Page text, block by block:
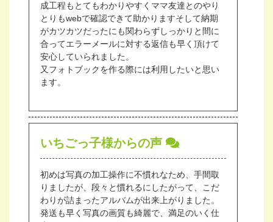
成工程もとてもわかりやすくママ友達とのやり
とりもwebで確認できて助かりますそして納期
がカツカツだったにも関わらずしっかりと間に
合ってエラーメールに対する返信も早く頂けて
安心していられました。
又フォトブックを作る際には利用したいと思い
ます。
いちごっ子様からの声
初めは写真の加工操作に不慣れなため、手間取
りましたが、段々と慣れるにしたがって、こだ
わりが詰まったアルバムが出来上がりました。
発送も早く写真の画質も綺麗で、満足のいく仕